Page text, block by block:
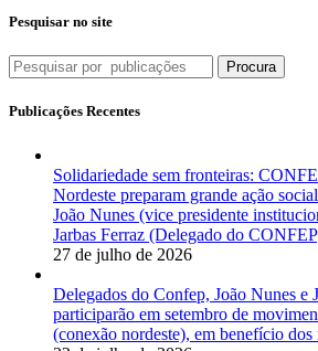
Pesquisar no site
Procura
Publicações Recentes
Solidariedade sem fronteiras:
Nordeste preparam grande ação
João Nunes (vice presidente
Jarbas Ferraz (Delegado do
27 de julho de 2026
Delegados do Confep, João Nunes e
participarão em setembro de
(conexão nordeste), em benefício dos